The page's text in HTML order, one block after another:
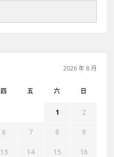
2026 年 8 月
四 五 六 日
1 2
6 7 8 9
13 14 15 16